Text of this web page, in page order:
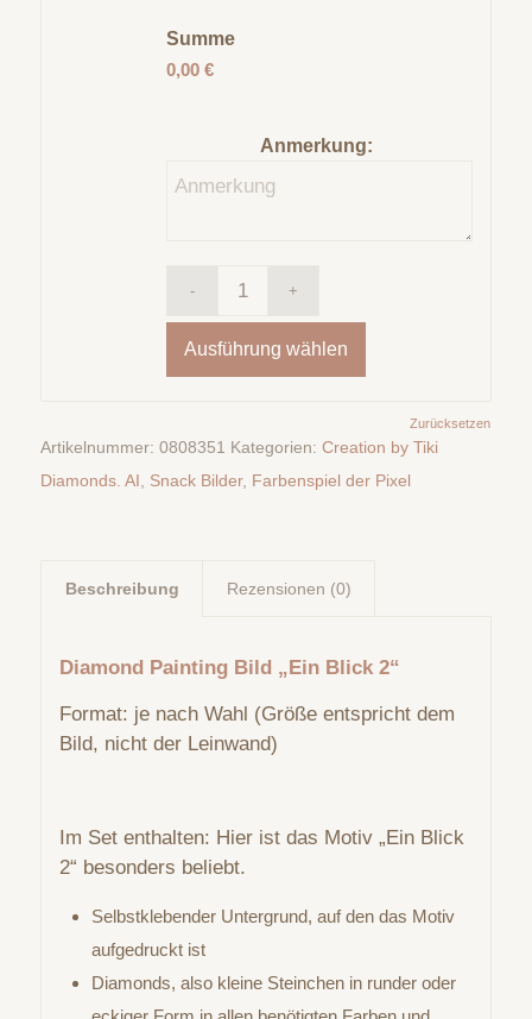
Zurücksetzen
Summe
0,00 €
Anmerkung:
Ausführung wählen
Artikelnummer: 0808351 Kategorien: Creation by Tiki
Diamonds. AI, Snack Bilder, Farbenspiel der Pixel
Beschreibung Rezensionen (0)
Diamond Painting Bild „Ein Blick 2“
Format: je nach Wahl (Größe entspricht dem
Bild, nicht der Leinwand)
Im Set enthalten: Hier ist das Motiv „Ein Blick
2“ besonders beliebt.
Selbstklebender Untergrund, auf den das Motiv
aufgedruckt ist
Diamonds, also kleine Steinchen in runder oder